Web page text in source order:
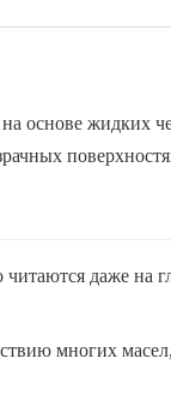
основе жидких
даже на
многих